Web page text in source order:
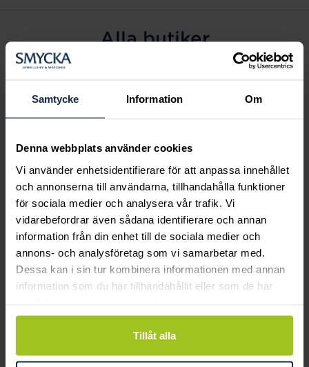
Samtycke Information Om
Denna webbplats använder cookies
Vi använder enhetsidentifierare för att anpassa innehållet
och annonserna till användarna, tillhandahålla funktioner
för sociala medier och analysera vår trafik. Vi
vidarebefordrar även sådana identifierare och annan
information från din enhet till de sociala medier och
annons- och analysföretag som vi samarbetar med.
Dessa kan i sin tur kombinera informationen med annan
information som du har tillhandahållit eller som de har
Tillåt alla
Alla butiker
Alingsås
Arvidsjaur
Eksjö
Fagersta
Farsta
Gävle
Halmstad
Halmstad Hallarna
Haninge
Helsingborg
Jönköping